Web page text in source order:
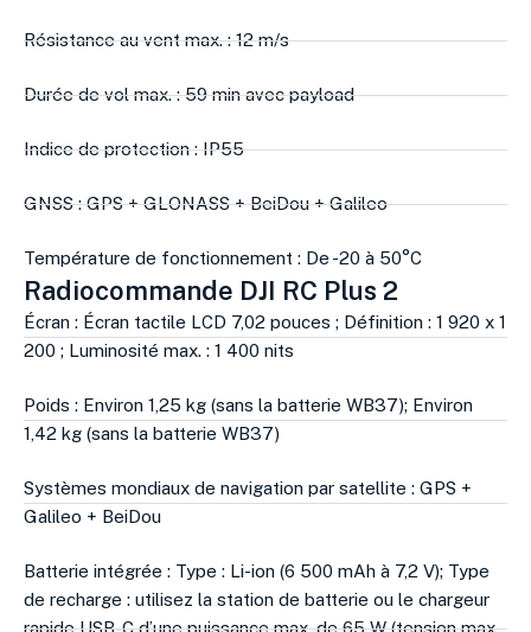
Résistance au vent max. : 12 m/s
Durée de vol max. : 59 min avec payload
Indice de protection : IP55
GNSS : GPS + GLONASS + BeiDou + Galileo
Température de fonctionnement : De -20 à 50°C
Radiocommande DJI RC Plus 2
Écran : Écran tactile LCD 7,02 pouces ; Définition : 1 920 x 1
200 ; Luminosité max. : 1 400 nits
Poids : Environ 1,25 kg (sans la batterie WB37); Environ
1,42 kg (sans la batterie WB37)
Systèmes mondiaux de navigation par satellite : GPS +
Galileo + BeiDou
Batterie intégrée : Type : Li-ion (6 500 mAh à 7,2 V); Type
de recharge : utilisez la station de batterie ou le chargeur
rapide USB-C d’une puissance max. de 65 W (tension max.